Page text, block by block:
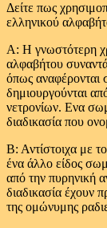
Δείτε πως
ελληνικού
Α: Η γνωστότερη
αλφαβήτου
όπως αναφέρονται
δημιουργούνται
νετρονίων. Ενα
διαδικασία που
Β: Αντίστοιχα με
ένα άλλο είδος
από την πυρηνική
διαδικασία έχουν
της ομώνυμης